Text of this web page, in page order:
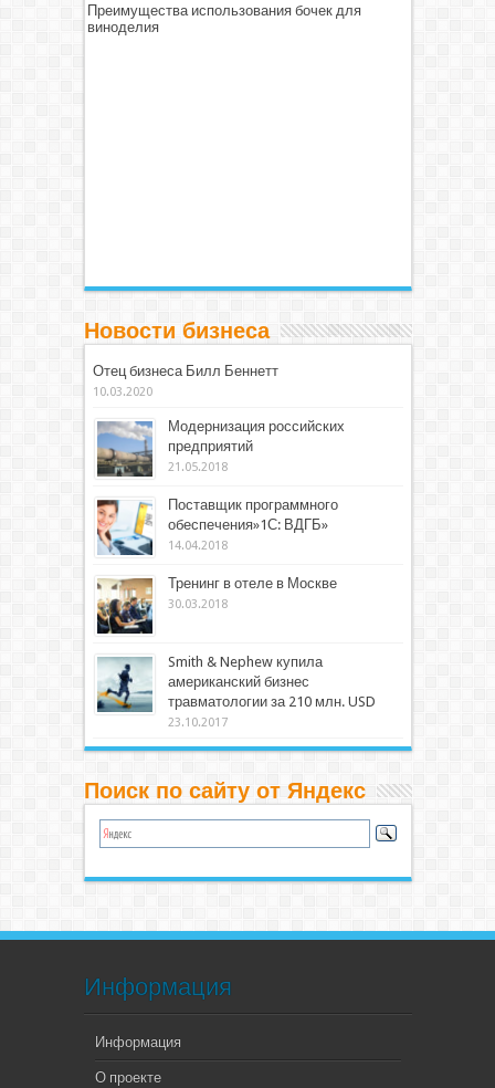
Преимущества использования бочек для
виноделия
Новости бизнеса
Отец бизнеса Билл Беннетт
10.03.2020
Модернизация российских
предприятий
21.05.2018
Поставщик программного
обеспечения»1С: ВДГБ»
14.04.2018
Тренинг в отеле в Москве
30.03.2018
Smith & Nephew купила
американский бизнес
травматологии за 210 млн. USD
23.10.2017
Поиск по сайту от Яндекс
Информация
Информация
О проекте